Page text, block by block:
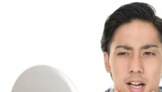
資格勉強
キャリア